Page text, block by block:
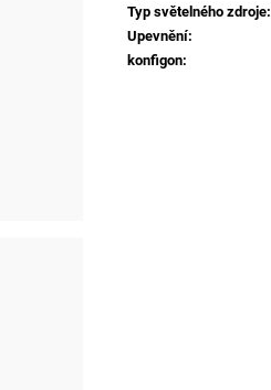
Typ světelného zdroje:
Upevnění:
konfigon: